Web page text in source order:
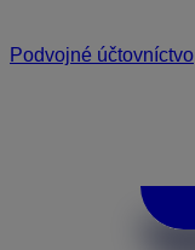
Podvojné účtovníctvo